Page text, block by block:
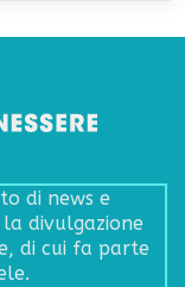
di news e
divulgazione
di cui fa parte